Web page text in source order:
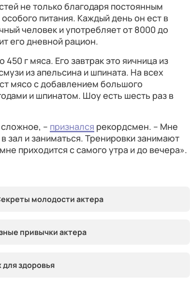
не только благодаря постоянным
питания. Каждый день он ест в
человек и употребляет от 8000 до
его дневной рацион.
г мяса. Его завтрак это яичница из
из апельсина и шпината. На всех
мясо с добавлением большого
и шпинатом. Шоу есть шесть раз в
– признался рекордсмен. – Мне
зал и заниматься. Тренировки занимают
приходится с самого утра и до вечера».
молодости актера
привычки актера
здоровья